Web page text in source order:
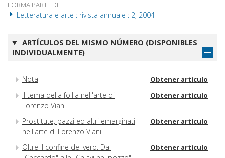
FORMA PARTE DE
Letteratura e arte : rivista annuale : 2, 2004
ARTÍCULOS DEL MISMO NÚMERO (DISPONIBLES
INDIVIDUALMENTE)
Nota Obtener artículo
Il tema della follia nell'arte di
Lorenzo Viani
Obtener artículo
Prostitute, pazzi ed altri emarginati
nell'arte di Lorenzo Viani
Obtener artículo
Oltre il confine del vero. Dal
Obtener artículo